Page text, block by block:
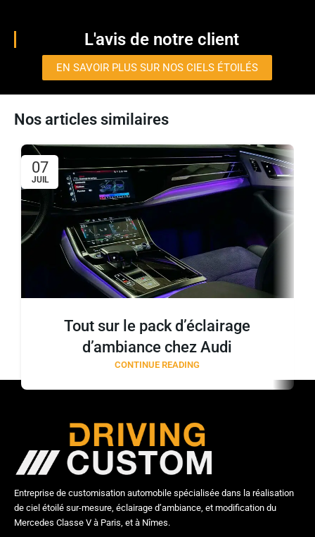
L'avis de notre client
EN SAVOIR PLUS SUR NOS CIELS ÉTOILÉS
Nos articles similaires
07
JUIL
Tout sur le pack d’éclairage
d’ambiance chez Audi
CONTINUE READING
Entreprise de customisation automobile spécialisée dans la réalisation
de ciel étoilé sur-mesure, éclairage d’ambiance, et modification du
Mercedes Classe V à Paris, et à Nîmes.